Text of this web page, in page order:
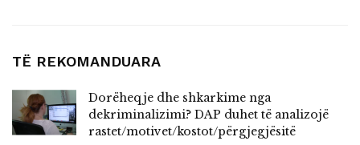
TË REKOMANDUARA
Dorëheqje dhe shkarkime nga
dekriminalizimi? DAP duhet të analizojë
rastet/motivet/kostot/përgjegjësitë